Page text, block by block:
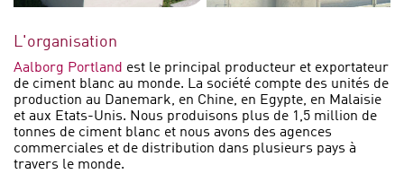
L'organisation
Aalborg Portland est le principal producteur et exportateur
de ciment blanc au monde. La société compte des unités de
production au Danemark, en Chine, en Egypte, en Malaisie
et aux Etats-Unis. Nous produisons plus de 1,5 million de
tonnes de ciment blanc et nous avons des agences
commerciales et de distribution dans plusieurs pays à
travers le monde.